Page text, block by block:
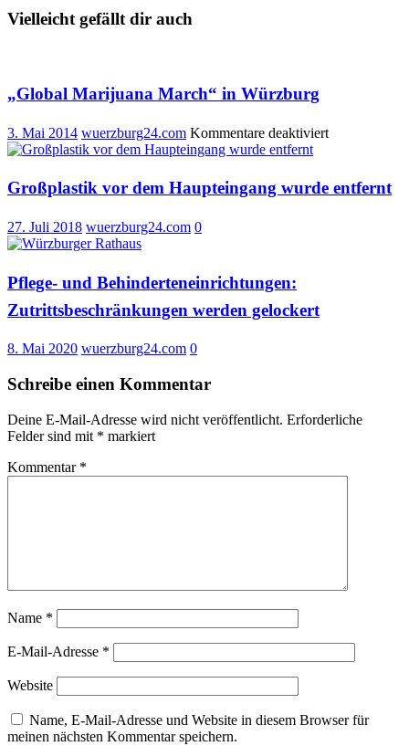
Vielleicht gefällt dir auch
„Global Marijuana March“ in Würzburg
3. Mai 2014 wuerzburg24.com Kommentare deaktiviertfür
March“
in
Großplastik vor dem Haupteingang wurde entfernt
27. Juli 2018 wuerzburg24.com 0
Pflege- und Behinderteneinrichtungen:
Zutrittsbeschränkungen werden gelockert
8. Mai 2020 wuerzburg24.com 0
Schreibe einen Kommentar
Deine E-Mail-Adresse wird nicht veröffentlicht. Erforderliche
Felder sind mit * markiert
Kommentar *
Name *
E-Mail-Adresse *
Website
Name, E-Mail-Adresse und Website in diesem Browser für
meinen nächsten Kommentar speichern.